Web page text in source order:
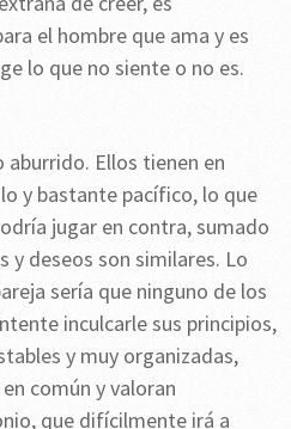
el hombre que ama y es
lo que no siente o no es.
aburrido. Ellos tienen en
y bastante pacífico, lo que
jugar en contra, sumado
y deseos son similares. Lo
sería que ninguno de los
inculcarle sus principios,
y muy organizadas,
común y valoran
que difícilmente irá a